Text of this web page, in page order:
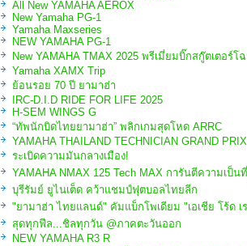
All New YAMAHA AEROX
New Yamaha PG-1
Yamaha Maxseries
NEW YAMAHA PG-1
New YAMAHA TMAX 2025 พรีเมี่ยมบิ๊กสกู๊ตเตอร์โ
Yamaha XAMX Trip
ย้อนรอย 70 ปี ยามาฮ่า
IRC-D.I.D RIDE FOR LIFE 2025
H-SEM WINGS G
“ทัพนักบิดไทยยามาฮ่า” พลิกเกมสุดโหด ARRC
YAMAHA THAILAND TECHNICIAN GRAND PRIX
ระเบิดความมันกลางเมือง!
YAMAHA NMAX 125 Tech MAX การันตีความเป็น
บุรีรัมย์ ยูไนเต็ด คว้าแชมป์ฟุตบอลไทยลีก
"ยามาฮ่า ไทยแลนด์" คัมแบ็กโพเดียม "เอเชีย โร้ด เ
สุดทุกฟีล...ชิลทุกวัน @ภาคตะวันออก
NEW YAMAHA R3 R